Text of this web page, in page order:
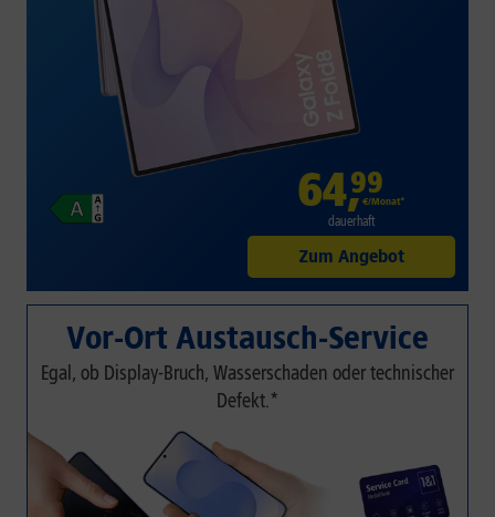
64,99
€/Monat*
dauerhaft
Zum Angebot
Vor-Ort Austausch-Service
Egal, ob Display-Bruch, Wasserschaden oder technischer
Defekt.*